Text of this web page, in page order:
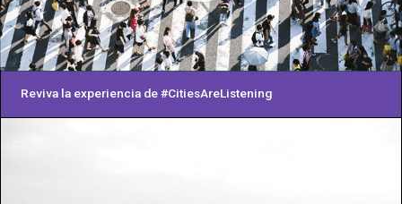
Reviva la experiencia de #CitiesAreListening